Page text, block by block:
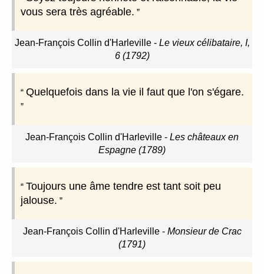
vous sera très agréable.
Jean-François Collin d'Harleville- Le vieux célibataire, I,
6 (1792)
Quelquefois dans la vie il faut que l'on s'égare.
Jean-François Collin d'Harleville - Les châteaux en
Espagne (1789)
Toujours une âme tendre est tant soit peu
jalouse.
Jean-François Collin d'Harleville- Monsieur de Crac
(1791)